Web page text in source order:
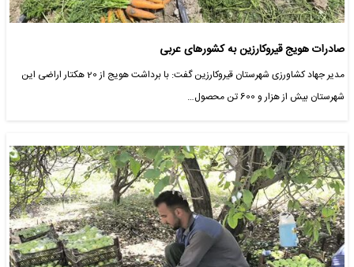
صادرات هویج قیروکارزین به کشورهای عربی
مدیر جهاد کشاورزی شهرستان قیروکارزین گفت: با برداشت هویج از 20 هکتار اراضی این
شهرستان بیش از هزار و 600 تن محصول…